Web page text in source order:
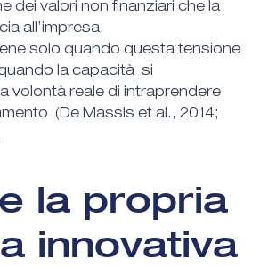
dei valori non finanziari che la
all’impresa.
solo quando questa tensione
la capacità si
volontà reale di intraprendere
(De Massis et al., 2014;
la propria
innovativa